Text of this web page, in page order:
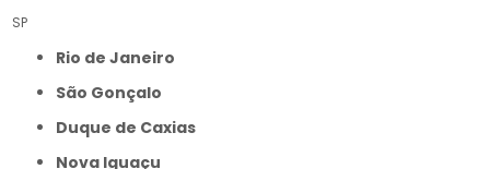
SP
Rio de Janeiro
São Gonçalo
Duque de Caxias
Nova Iguaçu